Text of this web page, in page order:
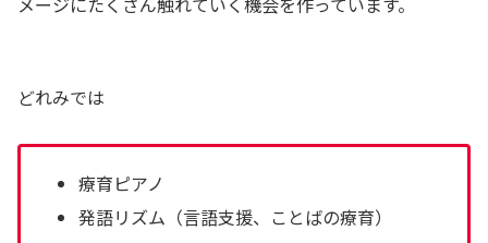
どれみでは
療育ピアノ
発語リズム（言語支援、ことばの療育）